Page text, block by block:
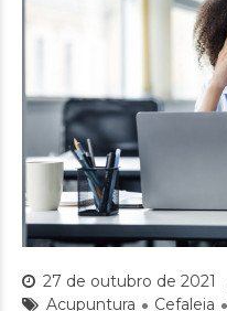
27 de outubro de 2021
Acupuntura
Cefaleia